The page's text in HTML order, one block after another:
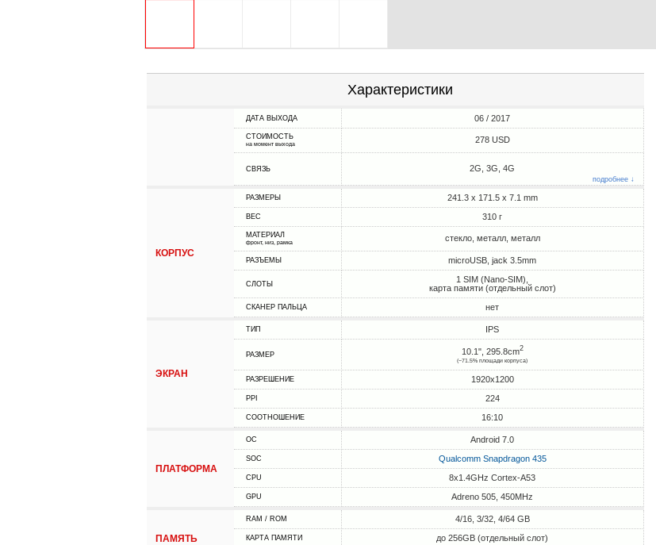
Характеристики
ДАТА ВЫХОДА 06 / 2017
СТОИМОСТЬ
на момент выхода 278 USD
СВЯЗЬ 2G, 3G, 4G
подробнее ↓
КОРПУС
РАЗМЕРЫ 241.3 x 171.5 x 7.1 mm
ВЕС 310 г
МАТЕРИАЛ
фронт, низ, рамка стекло, металл, металл
РАЗЪЕМЫ microUSB, jack 3.5mm
СЛОТЫ
1 SIM (Nano-SIM),
карта памяти (отдельный слот)
СКАНЕР ПАЛЬЦА нет
ЭКРАН
ТИП IPS
РАЗМЕР 10.1", 295.8cm2
(~71.5% площади корпуса)
РАЗРЕШЕНИЕ 1920x1200
PPI 224
СООТНОШЕНИЕ 16:10
ПЛАТФОРМА
ОС Android 7.0
SOC Qualcomm Snapdragon 435
CPU 8x1.4GHz Cortex-A53
GPU Adreno 505, 450MHz
ПАМЯТЬ
RAM / ROM 4/16, 3/32, 4/64 GB
КАРТА ПАМЯТИ до 256GB (отдельный слот)